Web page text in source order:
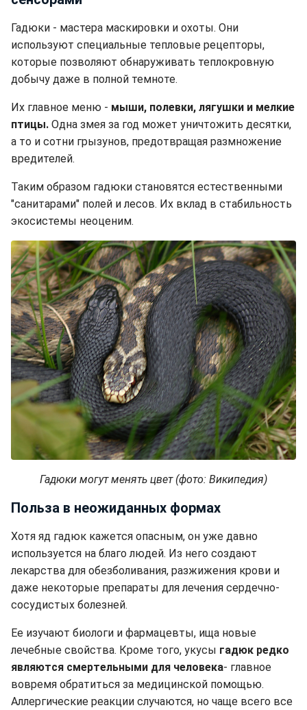
Гадюки - мастера маскировки и охоты. Они
используют специальные тепловые рецепторы,
которые позволяют обнаруживать теплокровную
добычу даже в полной темноте.
Их главное меню - мыши, полевки, лягушки и мелкие
птицы. Одна змея за год может уничтожить десятки,
а то и сотни грызунов, предотвращая размножение
вредителей.
Таким образом гадюки становятся естественными
"санитарами" полей и лесов. Их вклад в стабильность
экосистемы неоценим.
Гадюки могут менять цвет (фото: Википедия)
Польза в неожиданных формах
Хотя яд гадюк кажется опасным, он уже давно
используется на благо людей. Из него создают
лекарства для обезболивания, разжижения крови и
даже некоторые препараты для лечения сердечно-
сосудистых болезней.
Ее изучают биологи и фармацевты, ища новые
лечебные свойства. Кроме того, укусы гадюк редко
являются смертельными для человека- главное
вовремя обратиться за медицинской помощью.
Аллергические реакции случаются, но чаще всего все